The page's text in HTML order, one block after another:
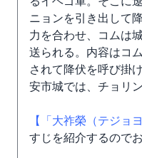
ニョンを引き出して
力を合わせ、コムは
送られる。内容はコ
されて降伏を呼び掛
安市城では、チョリ
【「大祚榮（テジョ
すじを紹介するので